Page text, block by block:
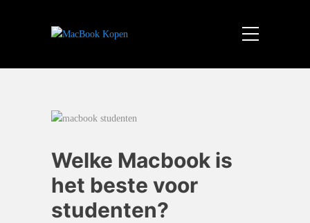
Welke Macbook is
het beste voor
studenten?